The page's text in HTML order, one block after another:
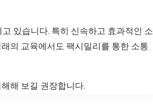
있습니다. 특히 신속하고 효과적인 소
의 교육에서도 팩시밀리를 통한 소통
해 보길 권장합니다.